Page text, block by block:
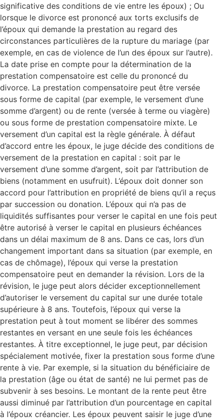
significative des conditions de vie entre les époux) ; Ou
lorsque le divorce est prononcé aux torts exclusifs de
l’époux qui demande la prestation au regard des
circonstances particulières de la rupture du mariage (par
exemple, en cas de violence de l’un des époux sur l’autre).
La date prise en compte pour la détermination de la
prestation compensatoire est celle du prononcé du
divorce. La prestation compensatoire peut être versée
sous forme de capital (par exemple, le versement d’une
somme d’argent) ou de rente (versée à terme ou viagère)
ou sous forme de prestation compensatoire mixte. Le
versement d’un capital est la règle générale. À défaut
d’accord entre les époux, le juge décide des conditions de
versement de la prestation en capital : soit par le
versement d’une somme d’argent, soit par l’attribution de
biens (notamment en usufruit). L’époux doit donner son
accord pour l’attribution en propriété de biens qu’il a reçus
par succession ou donation. L’époux qui n’a pas de
liquidités suffisantes pour verser le capital en une fois peut
être autorisé à verser le capital en plusieurs échéances
dans un délai maximum de 8 ans. Dans ce cas, lors d’un
changement important dans sa situation (par exemple, en
cas de chômage), l’époux qui verse la prestation
compensatoire peut en demander la révision. Lors de la
révision, le juge peut alors décider exceptionnellement
d’autoriser le versement du capital sur une durée totale
supérieure à 8 ans. Toutefois, l’époux qui verse la
prestation peut à tout moment se libérer des sommes
restantes en versant en une seule fois les échéances
restantes. À titre exceptionnel, le juge peut, par décision
spécialement motivée, fixer la prestation sous forme d’une
rente à vie. Par exemple, si la situation du bénéficiaire de
la prestation (âge ou état de santé) ne lui permet pas de
subvenir à ses besoins. Le montant de la rente peut être
aussi diminué par l’attribution d’un pourcentage en capital
à l’époux créancier. Les époux peuvent saisir le juge d’une